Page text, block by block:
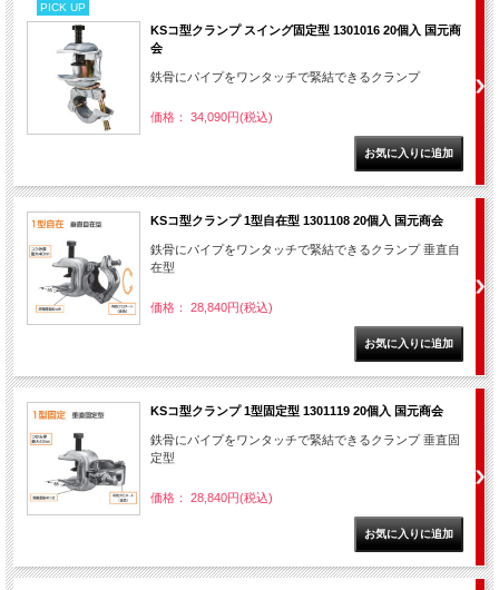
PICK UP
KSコ型クランプ スイング固定型 1301016 20個入 国元商
会
鉄骨にパイプをワンタッチで緊結できるクランプ
価格： 34,090円(税込)
KSコ型クランプ 1型自在型 1301108 20個入 国元商会
鉄骨にパイプをワンタッチで緊結できるクランプ 垂直自
在型
価格： 28,840円(税込)
KSコ型クランプ 1型固定型 1301119 20個入 国元商会
鉄骨にパイプをワンタッチで緊結できるクランプ 垂直固
定型
価格： 28,840円(税込)